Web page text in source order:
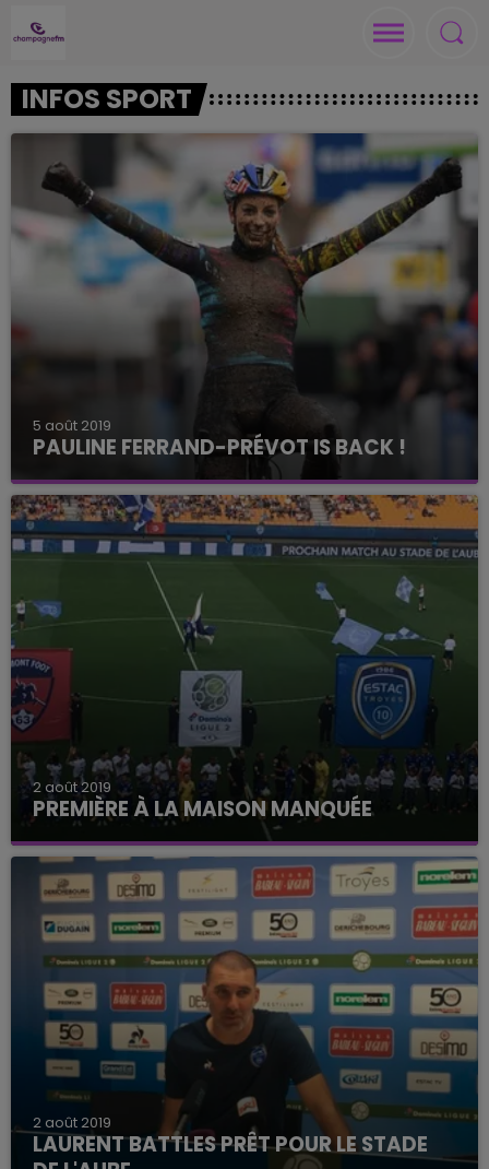
INFOS SPORT
5 août 2019
PAULINE FERRAND-PRÉVOT IS BACK !
La cycliste Rémoise n'avait pas remporté de titre
mondial depuis 2015.
2 août 2019
PREMIÈRE À LA MAISON MANQUÉE
L'Estac s'incline 1-2 contre Clermont.
2 août 2019
LAURENT BATTLES PRÊT POUR LE STADE